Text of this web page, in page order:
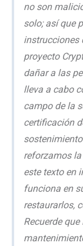
no son
solo; así que
instrucciones
proyecto
dañar a las
lleva a cabo
campo de la
certificación
reforzamos
este texto en
funciona en
restaurarlos,
Recuerde